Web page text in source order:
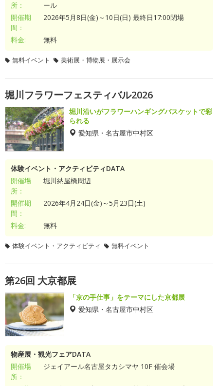
所：
ール
開催期
間：
2026年5月8日(金)～10日(日) 最終日17:00閉場
料金: 無料
無料イベント 美術展・博物展・展示会
堀川フラワーフェスティバル2026
堀川沿いがフラワーハンギングバスケットで彩
られる
愛知県・名古屋市中村区
体験イベント・アクティビティDATA
開催場
所：
堀川納屋橋周辺
開催期
間：
2026年4月24日(金)～5月23日(土)
料金: 無料
体験イベント・アクティビティ 無料イベント
第26回 大京都展
「京の手仕事」をテーマにした京都展
愛知県・名古屋市中村区
物産展・観光フェアDATA
開催場
所：
ジェイアール名古屋タカシマヤ 10F 催会場